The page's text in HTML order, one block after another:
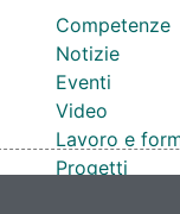
Competenze
Notizie
Eventi
Video
Lavoro e
Progetti